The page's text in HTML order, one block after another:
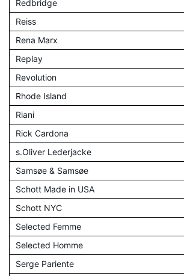
Redbridge
Reiss
Rena Marx
Replay
Revolution
Rhode Island
Riani
Rick Cardona
s.Oliver Lederjacke
Samsøe & Samsøe
Schott Made in USA
Schott NYC
Selected Femme
Selected Homme
Serge Pariente